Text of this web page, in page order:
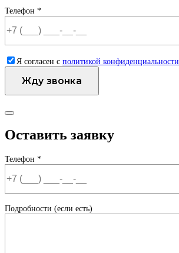
Телефон *
Я согласен с политикой конфиденциальности
Оставить заявку
Телефон *
Подробности (если есть)